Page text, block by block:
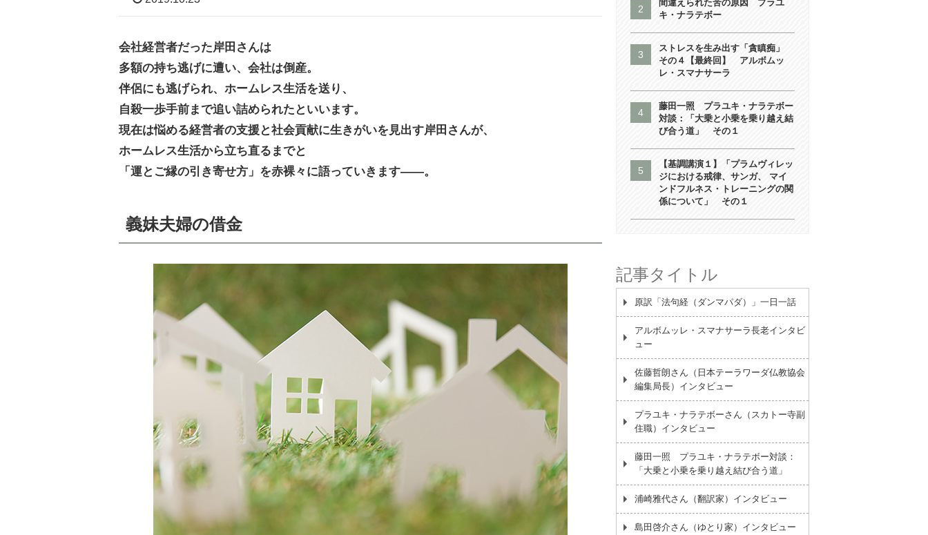
会社経営者だった岸田さんは
多額の持ち逃げに遭い、会社は倒産。
伴侶にも逃げられ、ホームレス生活を送り、
自殺一歩手前まで追い詰められたといいます。
現在は悩める経営者の支援と社会貢献に生きがいを見出す岸田さんが、
ホームレス生活から立ち直るまでと
「運とご縁の引き寄せ方」を赤裸々に語っていきます――。
義妹夫婦の借金
間違えられた苦の原因 プラユ
キ・ナラテボー
ストレスを生み出す「貪瞋痴」
その４【最終回】 アルボムッ
レ・スマナサーラ
藤田一照 プラユキ・ナラテボー
対談：「大乗と小乗を乗り越え結
び合う道」 その１
【基調講演１】「プラムヴィレッ
ジにおける戒律、サンガ、 マイ
ンドフルネス・トレーニングの関
係について」 その１
記事タイトル
原訳「法句経（ダンマパダ）」一日一話
アルボムッレ・スマナサーラ長老インタビ
ュー
佐藤哲朗さん（日本テーラワーダ仏教協会
編集局長）インタビュー
プラユキ・ナラテボーさん（スカトー寺副
住職）インタビュー
藤田一照 プラユキ・ナラテボー対談：
「大乗と小乗を乗り越え結び合う道」
浦崎雅代さん（翻訳家）インタビュー
島田啓介さん（ゆとり家）インタビュー